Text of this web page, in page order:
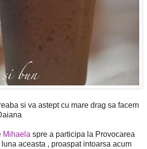
si va astept cu mare drag sa facem
Mihaela spre a participa la Provocarea
aceasta , proaspat intoarsa acum